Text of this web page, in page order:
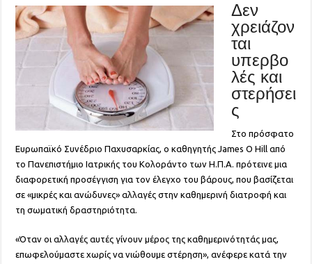
Δεν
χρειάζον
ται
υπερβο
λές και
στερήσει
ς
Στο πρόσφατο
Ευρωπαϊκό Συνέδριο Παχυσαρκίας, ο καθηγητής James O Hill από
το Πανεπιστήμιο Ιατρικής του Κολοράντο των Η.Π.Α. πρότεινε μια
διαφορετική προσέγγιση για τον έλεγχο του βάρους, που βασίζεται
σε «μικρές και ανώδυνες» αλλαγές στην καθημερινή διατροφή και
τη σωματική δραστηριότητα.
«Όταν οι αλλαγές αυτές γίνουν μέρος της καθημερινότητάς μας,
επωφελούμαστε χωρίς να νιώθουμε στέρηση», ανέφερε κατά την